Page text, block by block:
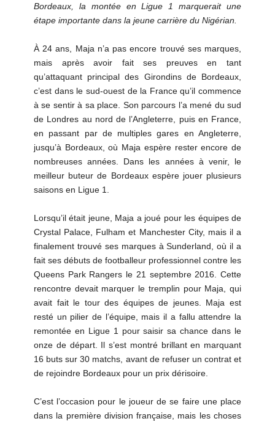
Bordeaux, la montée en Ligue 1 marquerait une
étape importante dans la jeune carrière du Nigérian.
À 24 ans, Maja n’a pas encore trouvé ses marques,
mais après avoir fait ses preuves en tant
qu’attaquant principal des Girondins de Bordeaux,
c’est dans le sud-ouest de la France qu’il commence
à se sentir à sa place. Son parcours l’a mené du sud
de Londres au nord de l’Angleterre, puis en France,
en passant par de multiples gares en Angleterre,
jusqu’à Bordeaux, où Maja espère rester encore de
nombreuses années. Dans les années à venir, le
meilleur buteur de Bordeaux espère jouer plusieurs
saisons en Ligue 1.
Lorsqu’il était jeune, Maja a joué pour les équipes de
Crystal Palace, Fulham et Manchester City, mais il a
finalement trouvé ses marques à Sunderland, où il a
fait ses débuts de footballeur professionnel contre les
Queens Park Rangers le 21 septembre 2016. Cette
rencontre devait marquer le tremplin pour Maja, qui
avait fait le tour des équipes de jeunes. Maja est
resté un pilier de l’équipe, mais il a fallu attendre la
remontée en Ligue 1 pour saisir sa chance dans le
onze de départ. Il s’est montré brillant en marquant
16 buts sur 30 matchs, avant de refuser un contrat et
de rejoindre Bordeaux pour un prix dérisoire.
C’est l’occasion pour le joueur de se faire une place
dans la première division française, mais les choses